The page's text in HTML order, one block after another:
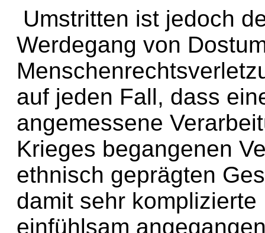
Umstritten ist jedoch
Werdegang von
auf jeden Fall, dass
angemessene
Krieges begangenen
ethnisch geprägten
damit sehr
einfühlsam